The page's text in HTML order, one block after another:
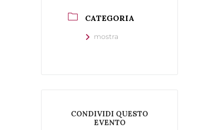
CATEGORIA
mostra
CONDIVIDI QUESTO
EVENTO